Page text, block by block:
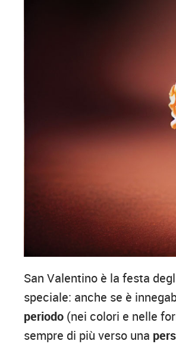
San Valentino è la festa
speciale: anche se è
periodo (nei colori e nelle
sempre di più verso una